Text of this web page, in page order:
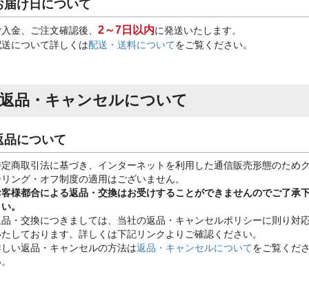
届け日について
金、ご注文確認後、 2～7日以内に発送いたします。
について詳しくは配送・送料についてをご覧ください。
返品・キャンセルについて
品について
商取引法に基づき、インターネットを利用した通信販売形態のため
ング・オフ制度の適用はございません。
様都合による返品・交換はお受けすることができませんのでご了承
。
・交換につきましては、当社の返品・キャンセルポリシーに則り対
しております。詳しくは下記リンクよりご確認ください。
い返品・キャンセルの方法は返品・キャンセルについてをご覧くだ